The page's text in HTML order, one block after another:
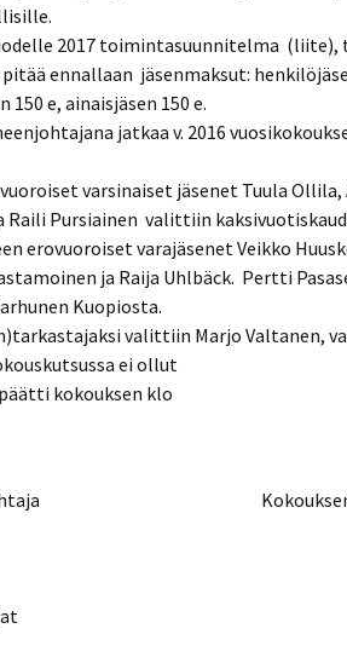
2017 toimintasuunnitelma (liite),
ennallaan jäsenmaksut:
150 e, ainaisjäsen 150 e.
jatkaa v. 2016
varsinaiset jäsenet Tuula Ollila,
Raili Pursiainen valittiin
erovuoroiset varajäsenet Veikko
ja Raija Uhlbäck. Pertti
Kuopiosta.
valittiin Marjo Valtanen,
ei ollut
kokouksen klo
Kokouksen